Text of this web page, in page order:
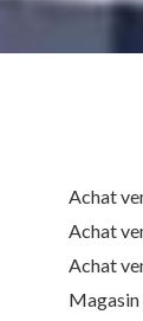
Achat
Achat
Achat
Magasin